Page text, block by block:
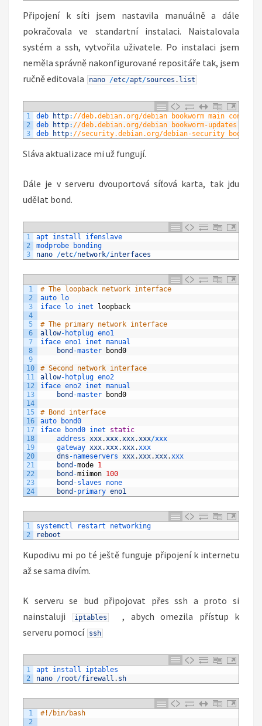
Připojení k síti jsem nastavila manuálně a dále
pokračovala ve standartní instalaci. Naistalovala
systém a ssh, vytvořila uživatele. Po instalaci jsem
neměla správně nakonfigurované repositáře tak, jsem
ručně editovala
nano /etc/apt/sources . list
1
2
3
deb http: //deb.debian.org/debian bookworm main
deb
http: //deb.debian.org/debian bookworm-updates
deb
http: //security.debian.org/debian-security
Sláva aktualizace mi už fungují.
Dále je v serveru dvouportová síťová karta, tak jdu
udělat bond.
1
2
3
apt install ifenslave
modprobe
bonding
nano /etc/network/interfaces
1
2
3
4
5
6
7
8
9
10
11
12
13
14
15
16
17
18
19
20
21
22
23
24
# The loopback network interface
auto
lo
iface
lo inet loopback
# The primary network interface
allow- hotplug eno1
iface eno1 inet manual
bond -master bond0
# Second network interface
allow- hotplug eno2
iface eno2 inet manual
bond -master bond0
# Bond interface
auto
bond0
iface
bond0 inet static
address xxx.xxx.xxx.xxx/xxx
gateway xxx.xxx.xxx.xxx
dns -nameservers xxx.xxx.xxx.xxx
bond -mode 1
bond -miimon 100
bond -slaves none
bond -primary eno1
1
2
systemctl restart networking
reboot
Kupodivu mi po té ještě funguje připojení k internetu
až se sama divím.
K serveru se bud připojovat přes ssh a proto si
nainstaluji
iptables
, abych omezila přístup k
serveru pomocí ssh
1
2
apt install iptables
nano /root/firewall . sh
1
2
#!/bin/bash